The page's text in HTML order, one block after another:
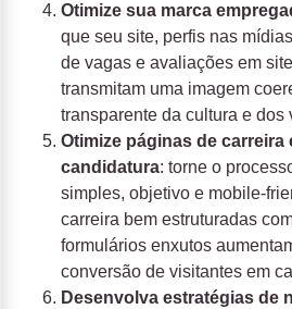
Otimize sua marca
que seu site, perfis nas
de vagas e avaliações em
transmitam uma imagem
transparente da cultura e dos
Otimize páginas de carreira
candidatura: torne o
simples, objetivo e mobile-
carreira bem estruturadas
formulários enxutos
conversão de visitantes em
Desenvolva estratégias de